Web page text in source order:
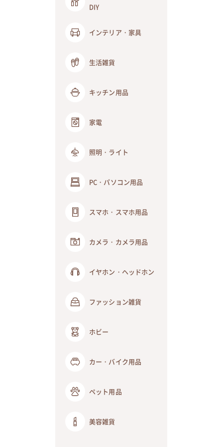
DIY
インテリア・家具
生活雑貨
キッチン用品
家電
照明・ライト
PC・パソコン用品
スマホ・スマホ用品
カメラ・カメラ用品
イヤホン・ヘッドホン
ファッション雑貨
ホビー
カー・バイク用品
ペット用品
美容雑貨